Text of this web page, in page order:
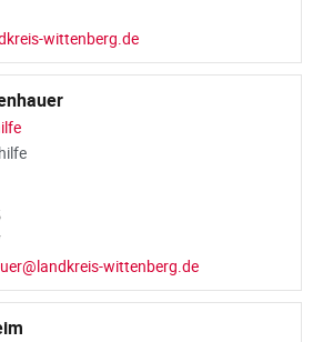
wittenberg.de
wittenberg.de